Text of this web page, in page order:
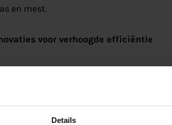
Details
en mest.
voor verhoogde efficiëntie
fermolyse proces met ARR, Trickle Bed
verhoogt de
uit ammoniakelektrolyse